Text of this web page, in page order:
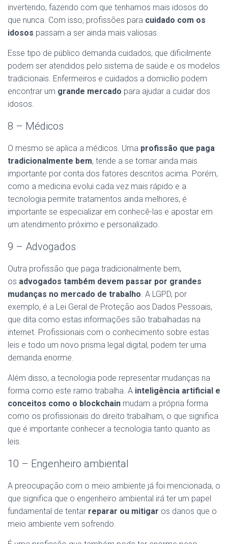
invertendo, fazendo com que tenhamos mais idosos do
que nunca. Com isso, profissões para cuidado com os
idosos passam a ser ainda mais valiosas.
Esse tipo de público demanda cuidados, que dificilmente
podem ser atendidos pelo sistema de saúde e os modelos
tradicionais. Enfermeiros e cuidados a domicílio podem
encontrar um grande mercado para ajudar a cuidar dos
idosos.
8 – Médicos
O mesmo se aplica a médicos. Uma profissão que paga
tradicionalmente bem, tende a se tornar ainda mais
importante por conta dos fatores descritos acima. Porém,
como a medicina evolui cada vez mais rápido e a
tecnologia permite tratamentos ainda melhores, é
importante se especializar em conhecê-las e apostar em
um atendimento próximo e personalizado.
9 – Advogados
Outra profissão que paga tradicionalmente bem,
os advogados também devem passar por grandes
mudanças no mercado de trabalho. A LGPD, por
exemplo, é a Lei Geral de Proteção aos Dados Pessoais,
que dita como estas informações são trabalhadas na
internet. Profissionais com o conhecimento sobre estas
leis e todo um novo prisma legal digital, podem ter uma
demanda enorme.
Além disso, a tecnologia pode representar mudanças na
forma como este ramo trabalha. A inteligência artificial e
conceitos como o blockchain mudam a própria forma
como os profissionais do direito trabalham, o que significa
que é importante conhecer a tecnologia tanto quanto as
leis.
10 – Engenheiro ambiental
A preocupação com o meio ambiente já foi mencionada, o
que significa que o engenheiro ambiental irá ter um papel
fundamental de tentar reparar ou mitigar os danos que o
meio ambiente vem sofrendo.